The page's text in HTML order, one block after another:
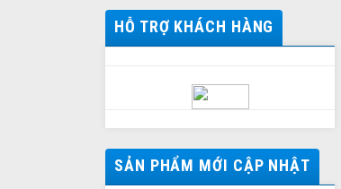
HỖ TRỢ KHÁCH HÀNG
SẢN PHẨM MỚI CẬP NHẬT